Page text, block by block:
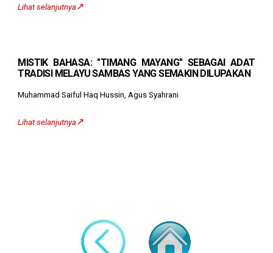
Lihat selanjutnya↗️
MISTIK BAHASA: "TIMANG MAYANG" SEBAGAI ADAT
TRADISI MELAYU SAMBAS YANG SEMAKIN DILUPAKAN
Muhammad Saiful Haq Hussin, Agus Syahrani
Lihat selanjutnya↗️